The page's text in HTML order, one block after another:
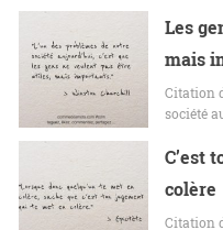
Les
mais
Citation
société
C’est
colère
Citation